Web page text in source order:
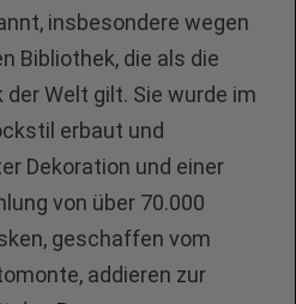
insbesondere wegen
Bibliothek, die als die
Welt gilt. Sie wurde im
erbaut und
Dekoration und einer
von über 70.000
geschaffen vom
addieren zur